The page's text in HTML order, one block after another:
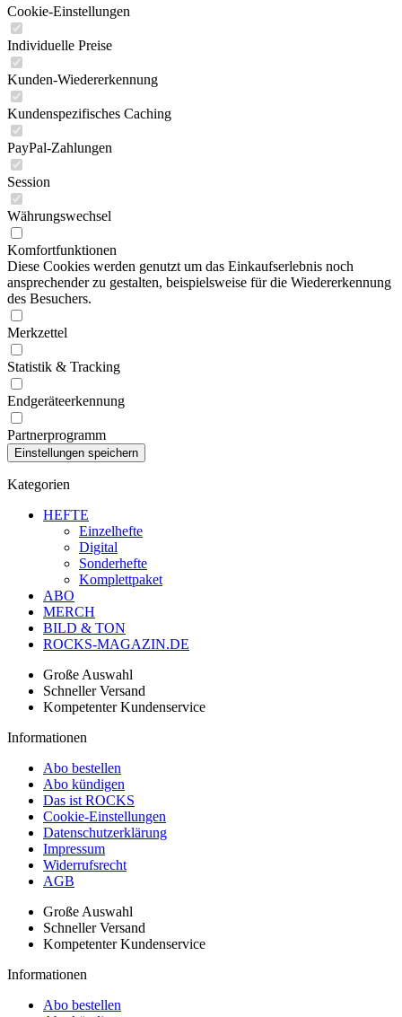
Cookie-Einstellungen
Individuelle Preise
Kunden-Wiedererkennung
Kundenspezifisches Caching
PayPal-Zahlungen
Session
Währungswechsel
Komfortfunktionen
Diese Cookies werden genutzt um das Einkaufserlebnis noch
ansprechender zu gestalten, beispielsweise für die Wiedererkennung
des Besuchers.
Merkzettel
Statistik & Tracking
Endgeräteerkennung
Partnerprogramm
Kategorien
HEFTE
Einzelhefte
Digital
Sonderhefte
Komplettpaket
ABO
MERCH
BILD & TON
ROCKS-MAGAZIN.DE
Große Auswahl
Schneller Versand
Kompetenter Kundenservice
Informationen
Abo bestellen
Abo kündigen
Das ist ROCKS
Cookie-Einstellungen
Datenschutzerklärung
Impressum
Widerrufsrecht
AGB
Große Auswahl
Schneller Versand
Kompetenter Kundenservice
Informationen
Abo bestellen